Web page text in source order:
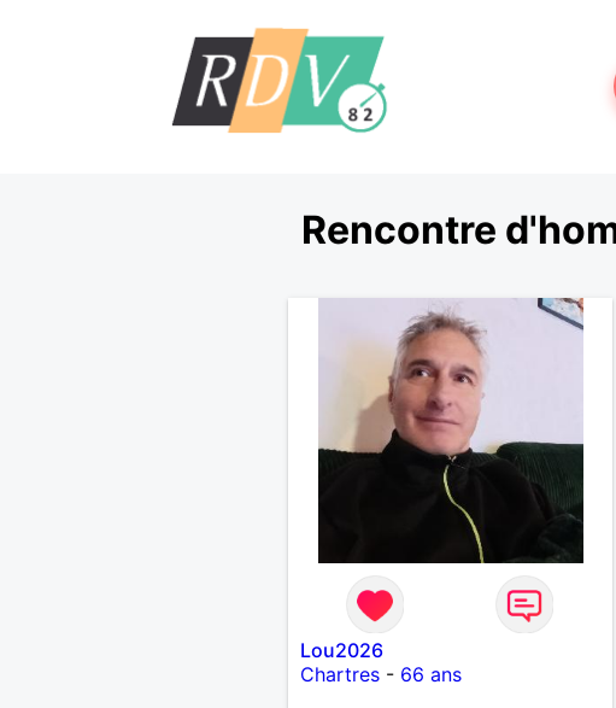
Rencontre
Lou2026
Chartres- 66 ans